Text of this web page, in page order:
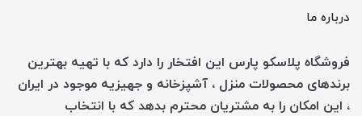
درباره ما
فروشگاه پلاسکو پارس این افتخار را دارد که با تهیه بهترین
برندهای محصولات منزل ، آشپزخانه و جهیزیه موجود در ایران
، این امکان را به مشتریان محترم بدهد که با انتخاب